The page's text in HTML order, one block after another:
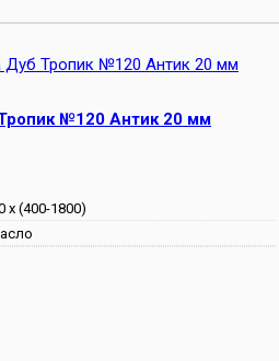
№120 Антик 20 мм
х (400-1800)